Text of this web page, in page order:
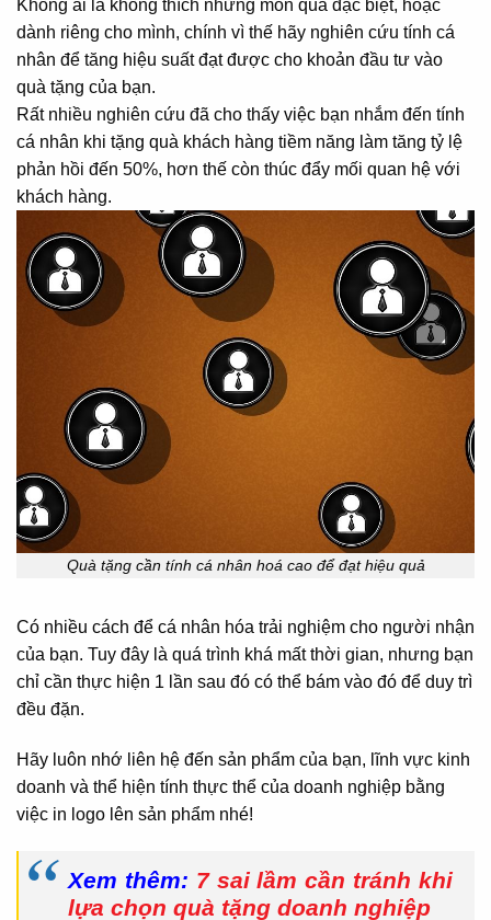
Không ai là không thích những món quà đặc biệt, hoặc
dành riêng cho mình, chính vì thế hãy nghiên cứu tính cá
nhân để tăng hiệu suất đạt được cho khoản đầu tư vào
quà tặng của bạn.
Rất nhiều nghiên cứu đã cho thấy việc bạn nhắm đến tính
cá nhân khi tặng quà khách hàng tiềm năng làm tăng tỷ lệ
phản hồi đến 50%, hơn thế còn thúc đẩy mối quan hệ với
khách hàng.
Quà tặng cần tính cá nhân hoá cao để đạt hiệu quả
Có nhiều cách để cá nhân hóa trải nghiệm cho người nhận
của bạn. Tuy đây là quá trình khá mất thời gian, nhưng bạn
chỉ cần thực hiện 1 lần sau đó có thể bám vào đó để duy trì
đều đặn.
Hãy luôn nhớ liên hệ đến sản phẩm của bạn, lĩnh vực kinh
doanh và thể hiện tính thực thể của doanh nghiệp bằng
việc in logo lên sản phẩm nhé!
Xem thêm: 7 sai lầm cần tránh khi
lựa chọn quà tặng doanh nghiệp